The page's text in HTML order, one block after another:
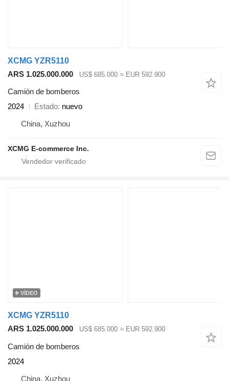
XCMG YZR5110
ARS 1.025.000.000
US$ 685.000 ≈ EUR 592.900
Camión de bomberos
2024
Estado nuevo
China, Xuzhou
XCMG E-commerce Inc.
VÍDEO
XCMG YZR5110
ARS 1.025.000.000
US$ 685.000 ≈ EUR 592.900
Camión de bomberos
2024
China, Xuzhou